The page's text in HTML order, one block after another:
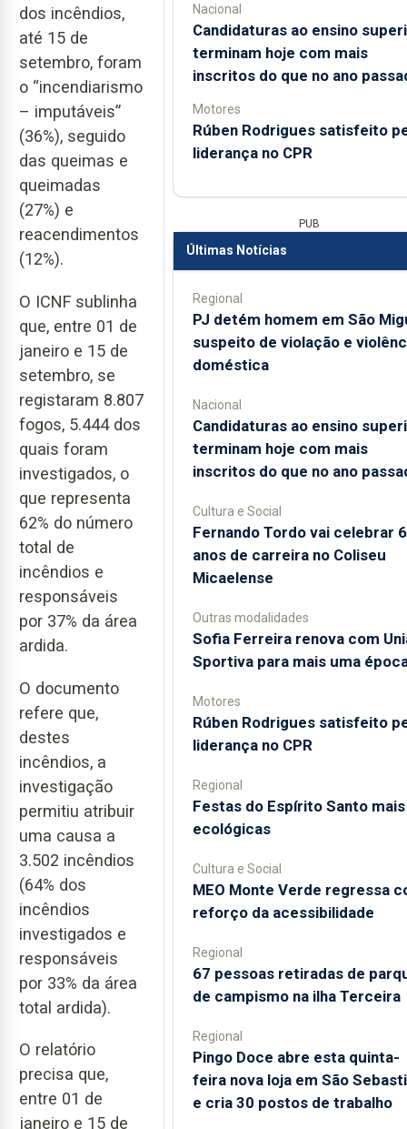
dos incêndios,
até 15 de
setembro, foram
o “incendiarismo
– imputáveis”
(36%), seguido
das queimas e
queimadas
(27%) e
reacendimentos
(12%).
O ICNF sublinha
que, entre 01 de
janeiro e 15 de
setembro, se
registaram 8.807
fogos, 5.444 dos
quais foram
investigados, o
que representa
62% do número
total de
incêndios e
responsáveis
por 37% da área
ardida.
O documento
refere que,
destes
incêndios, a
investigação
permitiu atribuir
uma causa a
3.502 incêndios
(64% dos
incêndios
investigados e
responsáveis
por 33% da área
total ardida).
O relatório
precisa que,
entre 01 de
janeiro e 15 de
Nacional
Candidaturas ao ensino
terminam hoje com mais
inscritos do que no ano
Motores
Rúben Rodrigues satisfeito
liderança no CPR
PUB
Últimas Notícias
Regional
PJ detém homem em São
suspeito de violação e
doméstica
Nacional
Candidaturas ao ensino
terminam hoje com mais
inscritos do que no ano
Cultura e Social
Fernando Tordo vai celebrar
anos de carreira no Coliseu
Micaelense
Outras modalidades
Sofia Ferreira renova com
Sportiva para mais uma
Motores
Rúben Rodrigues satisfeito
liderança no CPR
Regional
Festas do Espírito Santo mais
ecológicas
Cultura e Social
MEO Monte Verde regressa
reforço da acessibilidade
Regional
67 pessoas retiradas de
de campismo na ilha Terceira
Regional
Pingo Doce abre esta quinta-
feira nova loja em São
e cria 30 postos de trabalho